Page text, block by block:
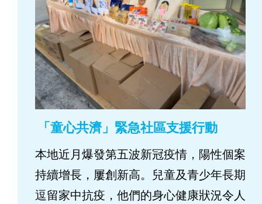
「童心共濟」緊急社區支援行動
本地近月爆發第五波新冠疫情，陽性個案
持續增長，屢創新高。兒童及青少年長期
逗留家中抗疫，他們的身心健康狀況令人